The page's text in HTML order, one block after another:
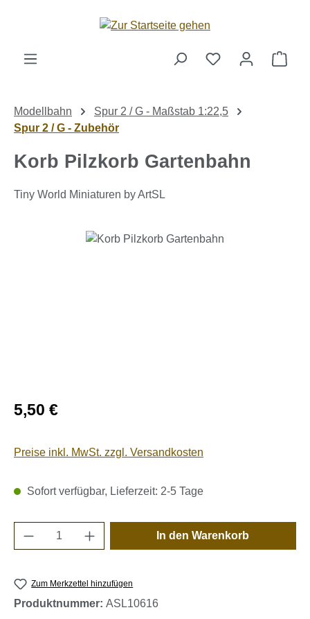
Zum Hauptinhalt springen
Modellbahn
Spur 2 / G - Maßstab 1:22,5
Spur 2 / G - Zubehör
Korb Pilzkorb Gartenbahn
Tiny World Miniaturen by ArtSL
Bildergalerie überspringen
Regulärer Preis:
5,50 €
Preise inkl. MwSt. zzgl. Versandkosten
Sofort verfügbar, Lieferzeit: 2-5 Tage
Produkt Anzahl: Gib den gewünschten
In den Warenkorb
Zum Merkzettel hinzufügen
Produktnummer: ASL10616